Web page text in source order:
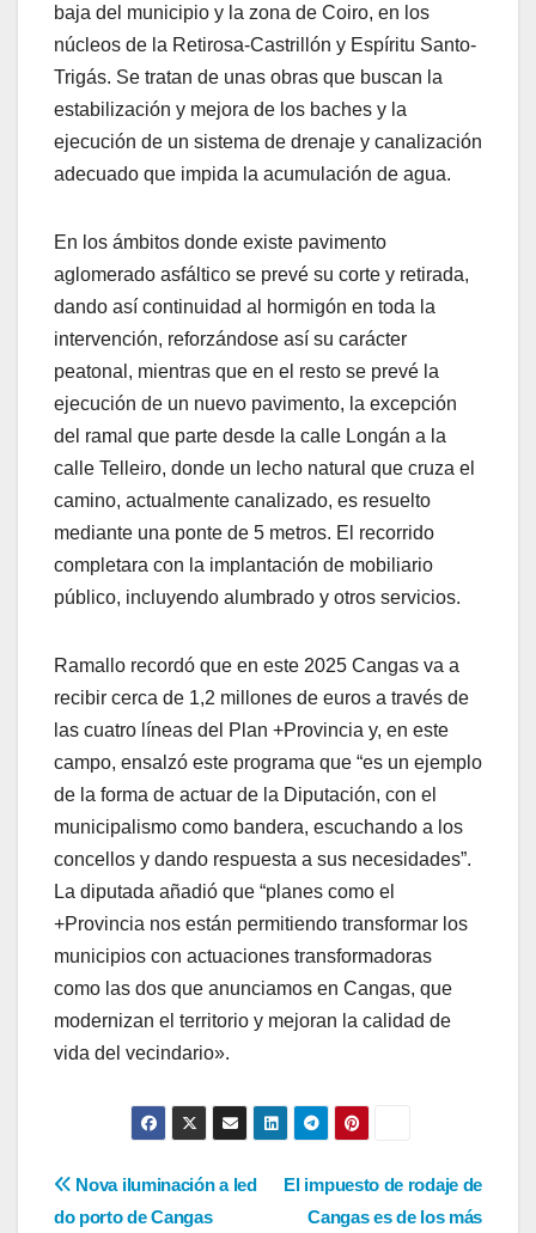
baja del municipio y la zona de Coiro, en los
núcleos de la Retirosa-Castrillón y Espíritu Santo-
Trigás. Se tratan de unas obras que buscan la
estabilización y mejora de los baches y la
ejecución de un sistema de drenaje y canalización
adecuado que impida la acumulación de agua.
En los ámbitos donde existe pavimento
aglomerado asfáltico se prevé su corte y retirada,
dando así continuidad al hormigón en toda la
intervención, reforzándose así su carácter
peatonal, mientras que en el resto se prevé la
ejecución de un nuevo pavimento, la excepción
del ramal que parte desde la calle Longán a la
calle Telleiro, donde un lecho natural que cruza el
camino, actualmente canalizado, es resuelto
mediante una ponte de 5 metros. El recorrido
completara con la implantación de mobiliario
público, incluyendo alumbrado y otros servicios.
Ramallo recordó que en este 2025 Cangas va a
recibir cerca de 1,2 millones de euros a través de
las cuatro líneas del Plan +Provincia y, en este
campo, ensalzó este programa que “es un ejemplo
de la forma de actuar de la Diputación, con el
municipalismo como bandera, escuchando a los
concellos y dando respuesta a sus necesidades”.
La diputada añadió que “planes como el
+Provincia nos están permitiendo transformar los
municipios con actuaciones transformadoras
como las dos que anunciamos en Cangas, que
modernizan el territorio y mejoran la calidad de
vida del vecindario».
Navegación
El impuesto de rodaje de
Cangas es de los más
Nova iluminación a led
do porto de Cangas